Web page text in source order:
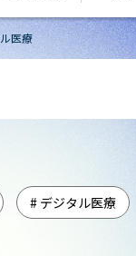
医療
# デジタル医療